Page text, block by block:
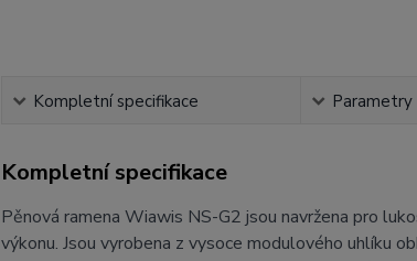
Kompletní specifikace Parametry
Kompletní specifikace
Pěnová ramena Wiawis NS-G2 jsou navržena pro
výkonu. Jsou vyrobena z vysoce modulového uhlíku